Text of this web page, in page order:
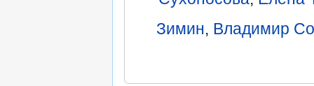
Зимин, Владимир